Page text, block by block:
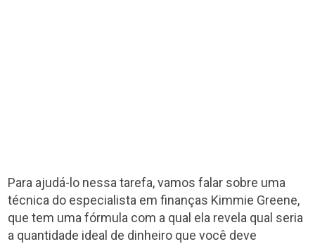
Para ajudá-lo nessa tarefa, vamos falar sobre uma
técnica do especialista em finanças Kimmie Greene,
que tem uma fórmula com a qual ela revela qual seria
a quantidade ideal de dinheiro que você deve